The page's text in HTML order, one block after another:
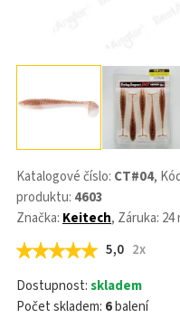
Katalogové číslo: CT#04,
produktu: 4603
Značka: Keitech, Záruka: 24
5,0 2x
Dostupnost:skladem
Počet skladem: 6balení